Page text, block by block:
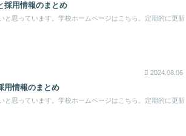
採用情報のまとめ
思っています。学校ホームページはこちら。定期的に更新
2024.08.06
用情報のまとめ
思っています。学校ホームページはこちら。定期的に更新